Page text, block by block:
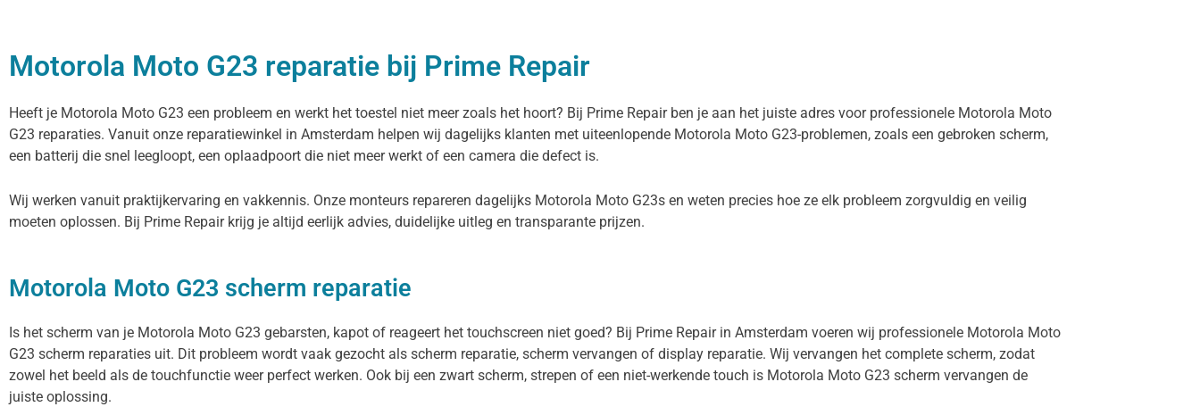
Motorola Moto G23 reparatie bij Prime Repair
Heeft je Motorola Moto G23 een probleem en werkt het toestel niet meer zoals het hoort? Bij Prime Repair ben je aan het juiste adres voor professionele Motorola Moto
G23 reparaties. Vanuit onze reparatiewinkel in Amsterdam helpen wij dagelijks klanten met uiteenlopende Motorola Moto G23-problemen, zoals een gebroken scherm,
een batterij die snel leegloopt, een oplaadpoort die niet meer werkt of een camera die defect is.
Wij werken vanuit praktijkervaring en vakkennis. Onze monteurs repareren dagelijks Motorola Moto G23s en weten precies hoe ze elk probleem zorgvuldig en veilig
moeten oplossen. Bij Prime Repair krijg je altijd eerlijk advies, duidelijke uitleg en transparante prijzen.
Motorola Moto G23 scherm reparatie
Is het scherm van je Motorola Moto G23 gebarsten, kapot of reageert het touchscreen niet goed? Bij Prime Repair in Amsterdam voeren wij professionele Motorola Moto
G23 scherm reparaties uit. Dit probleem wordt vaak gezocht als scherm reparatie, scherm vervangen of display reparatie. Wij vervangen het complete scherm, zodat
zowel het beeld als de touchfunctie weer perfect werken. Ook bij een zwart scherm, strepen of een niet-werkende touch is Motorola Moto G23 scherm vervangen de
juiste oplossing.